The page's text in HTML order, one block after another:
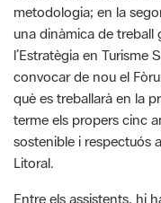
convocar de nou el
què es treballarà en la
terme els propers cinc
sostenible i respectuós
Litoral.
Entre els assistents, hi
associatiu local,
Parc de la Serralada